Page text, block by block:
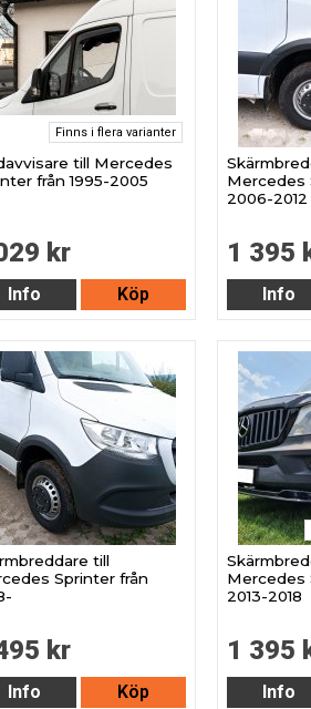
Finns i flera varianter
till Mercedes
från 1995-2005
kr
Info Köp
Mercedes
2006-2012
1 395
Info
till
Sprinter från
kr
Info Köp
Mercedes
2013-2018
1 395
Info